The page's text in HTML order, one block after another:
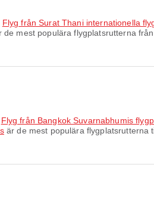
Flyg från Surat Thani internationella
de mest populära flygplatsrutterna
Flyg från Bangkok Suvarnabhumis
är de mest populära flygplatsrutterna